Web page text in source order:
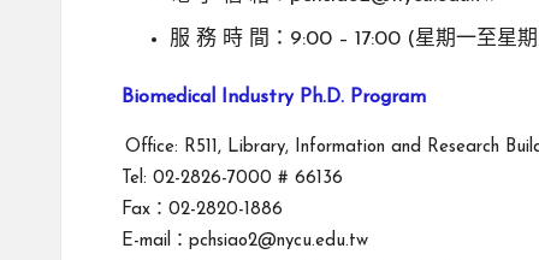
服 務 時 間：9:00 – 17:00 (星期一至星
Biomedical Industry Ph.D. Program
Office: R511, Library, Information and Research
Tel: 02-2826-7000 # 66136
Fax：02-2820-1886
E-mail：pchsiao2@nycu.edu.tw